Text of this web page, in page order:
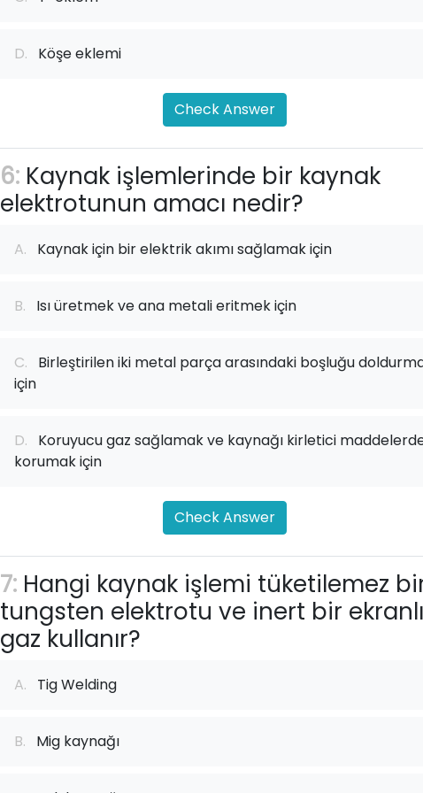
D. Köşe eklemi
Check Answer
6: Kaynak işlemlerinde bir kaynak
elektrotunun amacı nedir?
A. Kaynak için bir elektrik akımı sağlamak için
B. Isı üretmek ve ana metali eritmek için
C. Birleştirilen iki metal parça arasındaki boşluğu
için
D. Koruyucu gaz sağlamak ve kaynağı kirletici
korumak için
Check Answer
7: Hangi kaynak işlemi tüketilemez
tungsten elektrotu ve inert bir ekranlı
gaz kullanır?
A. Tig Welding
B. Mig kaynağı